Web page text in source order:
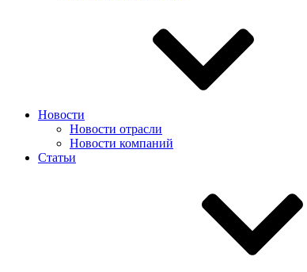
Новости
Новости отрасли
Новости компаний
Статьи